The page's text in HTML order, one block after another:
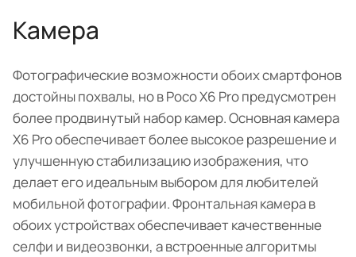
Камера
Фотографические возможности обоих смартфонов
достойны похвалы, но в Poco X6 Pro предусмотрен
более продвинутый набор камер. Основная камера
X6 Pro обеспечивает более высокое разрешение и
улучшенную стабилизацию изображения, что
делает его идеальным выбором для любителей
мобильной фотографии. Фронтальная камера в
обоих устройствах обеспечивает качественные
селфи и видеозвонки, а встроенные алгоритмы